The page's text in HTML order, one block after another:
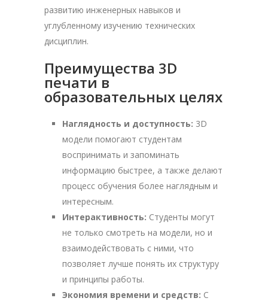
развитию инженерных навыков и
углубленному изучению технических
дисциплин.
Преимущества 3D
печати в
образовательных целях
Наглядность и доступность: 3D
модели помогают студентам
воспринимать и запоминать
информацию быстрее, а также делают
процесс обучения более наглядным и
интересным.
Интерактивность: Студенты могут
не только смотреть на модели, но и
взаимодействовать с ними, что
позволяет лучше понять их структуру
и принципы работы.
Экономия времени и средств: С